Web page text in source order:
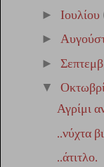
► Ιουλίου
►
►
▼
Αγρίμι
..νύχτα
..άτιτλο.